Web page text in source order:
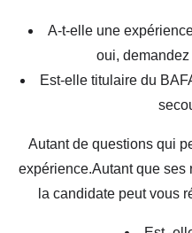
A-t-elle une
oui,
Est-elle titulaire du
Autant de questions qui
expérience.Autant que ses
la candidate peut vous